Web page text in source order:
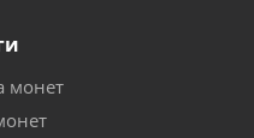
монет